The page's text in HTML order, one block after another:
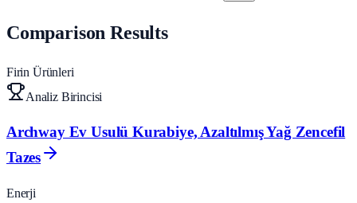
Comparison Results
Firin Ürünleri
Analiz Birincisi
Archway Ev Usulü Kurabiye, Azaltılmış Yağ Zencefil
Tazes
Enerji